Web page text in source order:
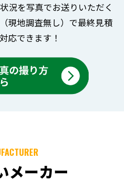
況を写真でお送りいただく
現地調査無し）で最終見積
応できます！
メーカー